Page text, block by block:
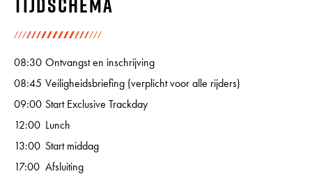
08:30 Ontvangst en inschrijving
08:45 Veiligheidsbriefing (verplicht voor alle rijders)
09:00 Start Exclusive Trackday
12:00 Lunch
13:00 Start middag
17:00 Afsluiting